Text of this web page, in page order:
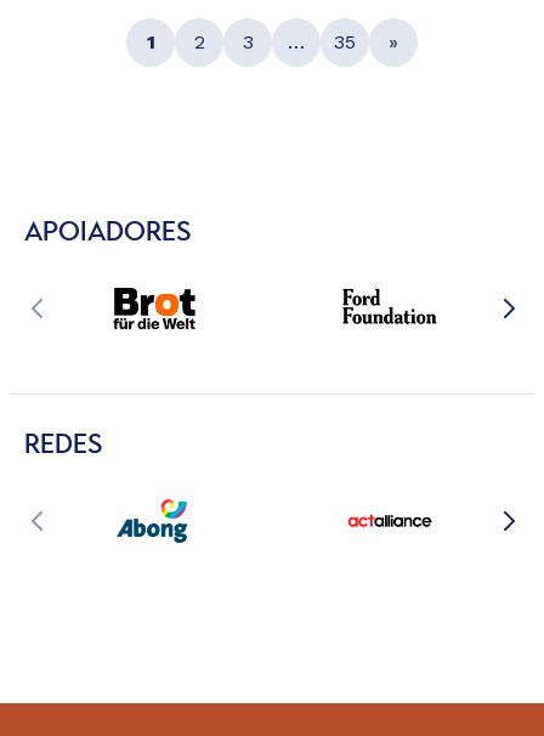
1 2 3 … 35 »
APOIADORES
REDES